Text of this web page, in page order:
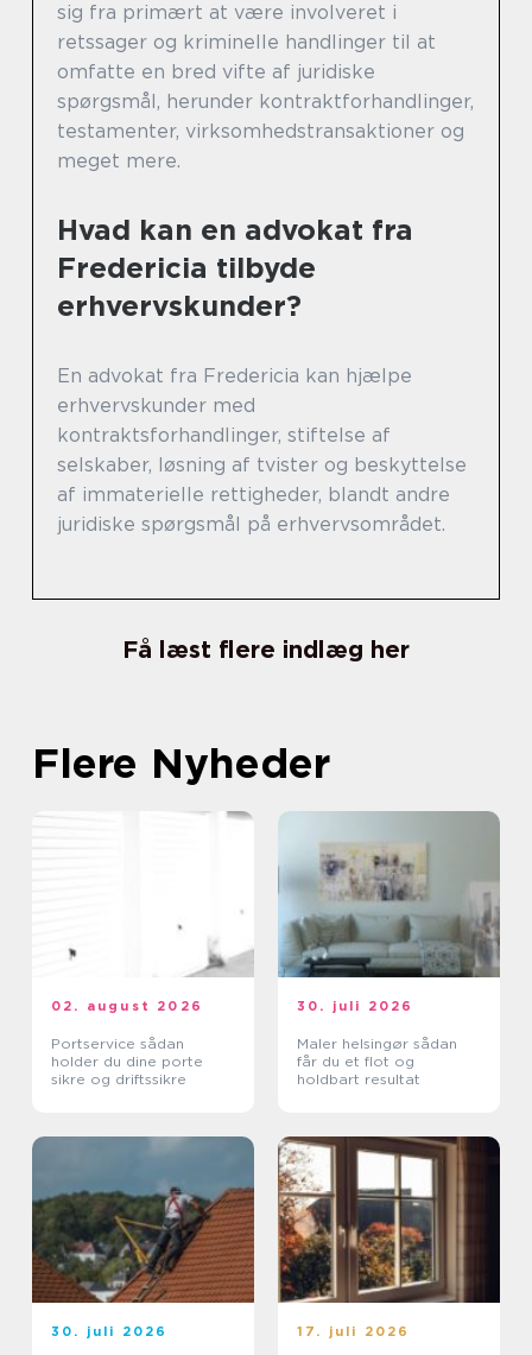
sig fra primært at være involveret i
retssager og kriminelle handlinger til at
omfatte en bred vifte af juridiske
spørgsmål, herunder kontraktforhandlinger,
testamenter, virksomhedstransaktioner og
meget mere.
Hvad kan en advokat fra
Fredericia tilbyde
erhvervskunder?
En advokat fra Fredericia kan hjælpe
erhvervskunder med
kontraktsforhandlinger, stiftelse af
selskaber, løsning af tvister og beskyttelse
af immaterielle rettigheder, blandt andre
juridiske spørgsmål på erhvervsområdet.
Få læst flere indlæg her
Flere Nyheder
02. august 2026
Portservice sådan
holder du dine porte
sikre og driftssikre
30. juli 2026
Maler helsingør sådan
får du et flot og
holdbart resultat
30. juli 2026 17. juli 2026